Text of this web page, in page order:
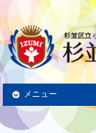
メニュー